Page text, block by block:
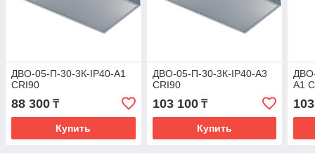
ДВО-05-П-30-3К-IP40-А1
CRI90
88 300 ₸
Купить
ДВО-05-П-30-3К-IP40-А3
CRI90
103 100₸
Купить
А1